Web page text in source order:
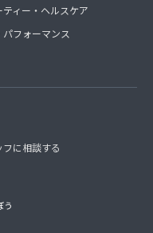
ティー・ヘルスケア
パフォーマンス
フに相談する
う